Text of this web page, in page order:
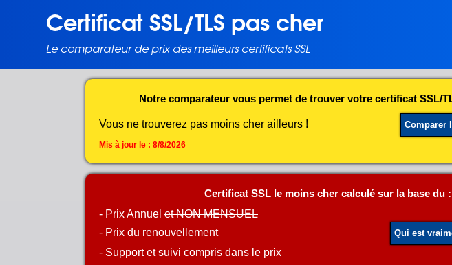
Certificat SSL/TLS pas cher
Le comparateur de prix des meilleurs certificats SSL
Notre comparateur vous permet de trouver votre certificat SSL/
Vous ne trouverez pas moins cher ailleurs ! Comparer
Mis à jour le : 8/8/2026
Certificat SSL le moins cher calculé sur la base du :
- Prix Annuel et NON MENSUEL
- Prix du renouvellement
Qui est
- Support et suivi compris dans le prix